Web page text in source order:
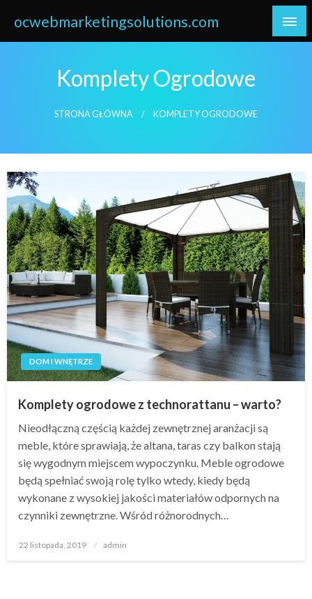
content
ocwebmarketingsolutions.com
Komplety Ogrodowe
STRONA GŁÓWNA KOMPLETY OGRODOWE
DOM I WNĘTRZE
Komplety ogrodowe z technorattanu – warto?
Nieodłączną częścią każdej zewnętrznej aranżacji są
meble, które sprawiają, że altana, taras czy balkon stają
się wygodnym miejscem wypoczynku. Meble ogrodowe
będą spełniać swoją rolę tylko wtedy, kiedy będą
wykonane z wysokiej jakości materiałów odpornych na
czynniki zewnętrzne. Wśród różnorodnych…
Opublikowane
22 listopada, 2019 admin